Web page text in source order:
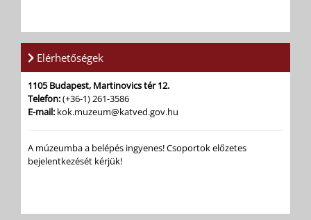
Elérhetőségek
1105 Budapest, Martinovics tér 12.
Telefon:(+36-1) 261-3586
E-mail: kok.muzeum@katved.gov.hu
A múzeumba a belépés ingyenes! Csoportok előzetes
bejelentkezését kérjük!